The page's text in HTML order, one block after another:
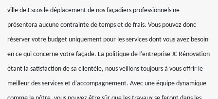
ville de Escos le déplacement de nos façadiers professionnels ne
présentera aucune contrainte de temps et de frais. Vous pouvez donc
réserver votre budget uniquement pour les services dont vous avez besoin
en ce qui concerne votre façade. La politique de l’entreprise JC Rénovation
étant la satisfaction de sa clientèle, nous veillons toujours à vous offrir le
meilleur des services et d'accompagnement. Avec une équipe dynamique